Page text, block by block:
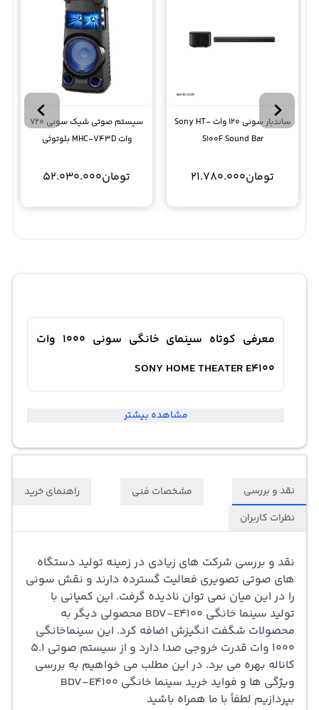
ساندبار سونی 120 وات Sony HT-
S100F Sound Bar
تومان21.780.000
سیستم صوتی شیک سونی 720
وات MHC-V43D بلوتوثی
تومان52.030.000
معرفی کوتاه سینمای خانگی سونی 1000 وات
SONY HOME THEATER E4100
سینما خانگی جدید ترین سیستم صوتی و تصویری می باشد
که به تازگی در بین مردم رواج پیدا کرده و تاثیر به سزایی روی
کوچک در خانه ایجاد شده که شوق و هیجان بسیار زیادی را
ایجاد می کند. دیدن فیلم و سریال با صدای بسیار بلند تجربه ی
می توانید بهترین لحظات را با نگاه کردن سریال و انجام دادن
بازی در کنار خانواده تان سپری کنید. در هنگام خرید این
دستگاه با برند های زیادی مواجه می شوید که انتخاب را سخت
تر می کنند. یکی از بهترین تولید کنندگان این محصول شرکت
سونی می باشد که با تولید زیباترین و با کیفیت ترین
محصولات در صدر جدول قرار گرفته است. یکی از شگفت انگیز
مشاهده بیشتر
نقد و بررسی مشخصات فنی
راهنمای خرید
نظرات کاربران
نقد و بررسی شرکت های زیادی در زمینه تولید دستگاه
های صوتی تصویری فعالیت گسترده دارند و نقش سونی
را در این میان نمی توان نادیده گرفت. این کمپانی با
تولید سینما خانگی
BDV-E4100 محصولی دیگر به
محصولات شگفت انگیزش اضافه کرد. این سینماخانگی
1000 وات قدرت خروجی صدا دارد و از
سیستم صوتی 5.1
کاناله بهره می برد. در این مطلب می خواهیم به بررسی
ویژگی ها و فواید خرید سینما خانگی BDV-E4100
بپردازیم لطفاً با ما همراه باشید